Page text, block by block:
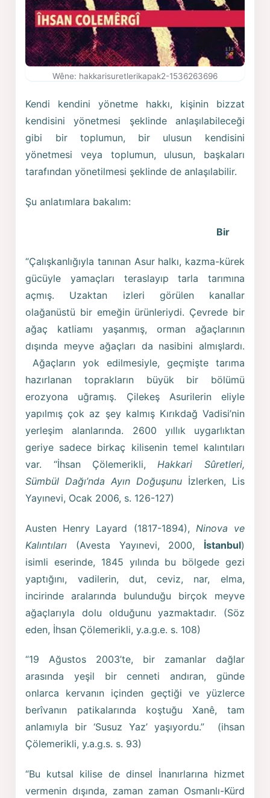
Wêne: hakkarisuretlerikapak2-1536263696
Kendi kendini yönetme hakkı, kişinin bizzat
kendisini yönetmesi şeklinde anlaşılabileceği
gibi bir toplumun, bir ulusun kendisini
yönetmesi veya toplumun, ulusun, başkaları
tarafından yönetilmesi şeklinde de anlaşılabilir.
Şu anlatımlara bakalım:
Bir
“Çalışkanlığıyla tanınan Asur halkı, kazma-kürek
gücüyle yamaçları teraslayıp tarla tarımına
açmış. Uzaktan izleri görülen kanallar
olağanüstü bir emeğin ürünleriydi. Çevrede bir
ağaç katliamı yaşanmış, orman ağaçlarının
dışında meyve ağaçları da nasibini almışlardı.
Ağaçların yok edilmesiyle, geçmişte tarıma
hazırlanan toprakların büyük bir bölümü
erozyona uğramış. Çilekeş Asurilerin eliyle
yapılmış çok az şey kalmış Kırıkdağ Vadisi’nin
yerleşim alanlarında. 2600 yıllık uygarlıktan
geriye sadece birkaç kilisenin temel kalıntıları
var. “İhsan Çölemerikli,Hakkari Sûretleri,
Sümbül Dağı’nda Ayın Doğuşunuİzlerken, Lis
Yayınevi, Ocak 2006, s. 126-127)
Austen Henry Layard (1817-1894), Ninova ve
Kalıntıları (Avesta Yayınevi, 2000, İstanbul)
isimli eserinde, 1845 yılında bu bölgede gezi
yaptığını, vadilerin, dut, ceviz, nar, elma,
incirinde aralarında bulunduğu birçok meyve
ağaçlarıyla dolu olduğunu yazmaktadır. (Söz
eden, İhsan Çölemerikli, y.a.g.e. s. 108)
“19 Ağustos 2003’te, bir zamanlar dağlar
arasında yeşil bir cenneti andıran, günde
onlarca kervanın içinden geçtiği ve yüzlerce
berîvanın patikalarında koştuğu Xanê, tam
anlamıyla bir ‘Susuz Yaz’ yaşıyordu.” (ihsan
Çölemerikli, y.a.g.s. s. 93)
“Bu kutsal kilise de dinsel İnanırlarına hizmet
vermenin dışında, zaman zaman Osmanlı-Kürd